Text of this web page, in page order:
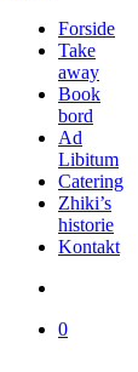
Forside
Take
away
Book
bord
Ad
Libitum
Catering
Zhiki’s
historie
Kontakt
0